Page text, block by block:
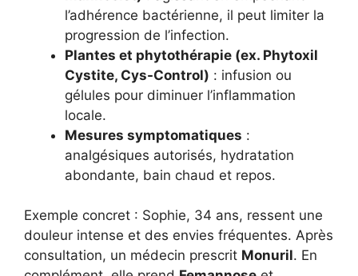
l’adhérence bactérienne, il peut limiter la
progression de l’infection.
Plantes et phytothérapie (ex. Phytoxil
Cystite, Cys-Control) : infusion ou
gélules pour diminuer l’inflammation
locale.
Mesures symptomatiques :
analgésiques autorisés, hydratation
abondante, bain chaud et repos.
Exemple concret : Sophie, 34 ans, ressent une
douleur intense et des envies fréquentes. Après
consultation, un médecin prescrit Monuril. En